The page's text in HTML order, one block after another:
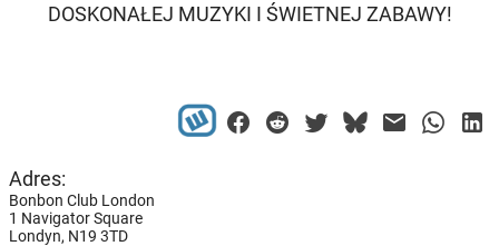
DOSKONAŁEJ MUZYKI I ŚWIETNEJ ZABAWY!
Adres:
Bonbon Club London
1 Navigator Square
Londyn, N19 3TD